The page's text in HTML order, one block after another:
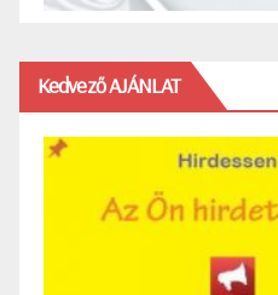
Kedvező AJÁNLAT